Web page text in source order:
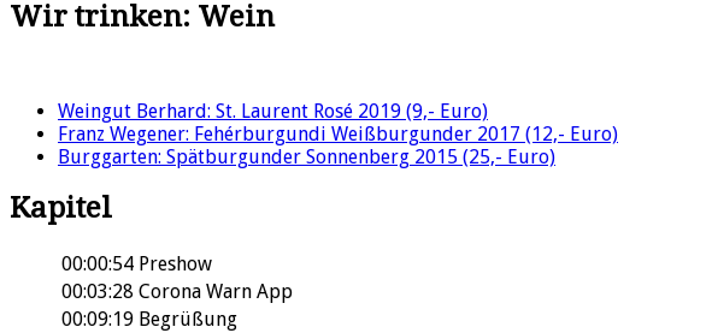
Wir trinken: Wein
Weingut Berhard: St. Laurent Rosé 2019 (9,- Euro)
Franz Wegener: Fehérburgundi Weißburgunder 2017 (12,- Euro)
Burggarten: Spätburgunder Sonnenberg 2015 (25,- Euro)
Kapitel
00:00:54 Preshow
00:03:28 Corona Warn App
00:09:19 Begrüßung